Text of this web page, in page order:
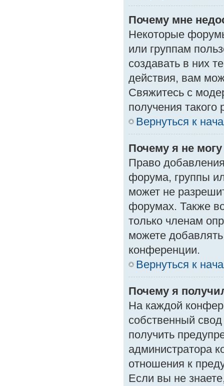
Почему мне
Некоторые
или группам
создавать в них
действия, вам
Свяжитесь с
получения такого
Вернуться к
Почему я не
Право
форума, группы
может не
форумах. Также
только членам
можете
конференции.
Вернуться к
Почему я
На каждой
собственный
получить
администратора
отношения к
Если вы не